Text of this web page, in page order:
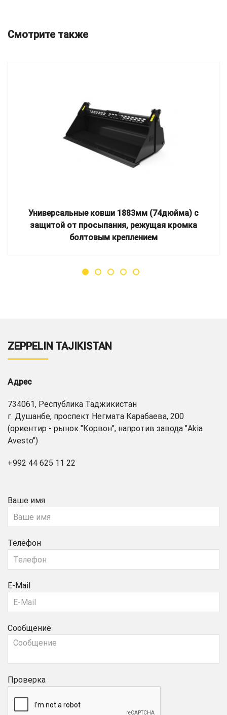
Смотрите также
Универсальные ковши 1883мм (74дюйма) с
защитой от просыпания, режущая кромка
болтовым креплением
ZEPPELIN TAJIKISTAN
Адрес
734061, Республика Таджикистан
г. Душанбе, проспект Негмата Карабаева, 200
(ориентир - рынок "Корвон", напротив завода "Akia
Avesto")
+992 44 625 11 22
Ваше имя
Телефон
E-Mail
Сообщение
Проверка